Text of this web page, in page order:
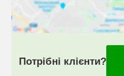
Потрібні клієнти?